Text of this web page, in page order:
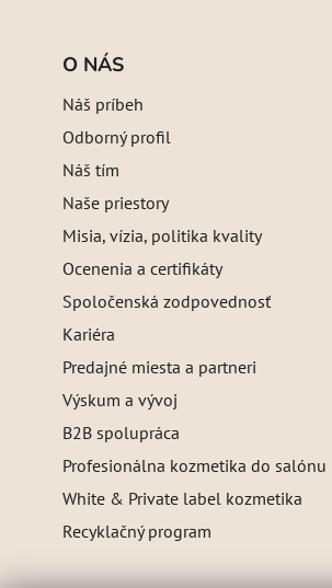
O NÁS
Náš príbeh
Odborný profil
Náš tím
Naše priestory
Misia, vízia, politika kvality
Ocenenia a certifikáty
Spoločenská zodpovednosť
Kariéra
Predajné miesta a partneri
Výskum a vývoj
B2B spolupráca
Profesionálna kozmetika do salónu
White & Private label kozmetika
Recyklačný program